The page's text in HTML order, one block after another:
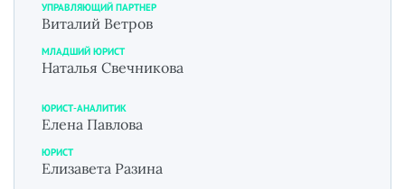
УПРАВЛЯЮЩИЙ ПАРТНЕР
Виталий Ветров
МЛАДШИЙ ЮРИСТ
Наталья Свечникова
ЮРИСТ-АНАЛИТИК
Елена Павлова
ЮРИСТ
Елизавета Разина